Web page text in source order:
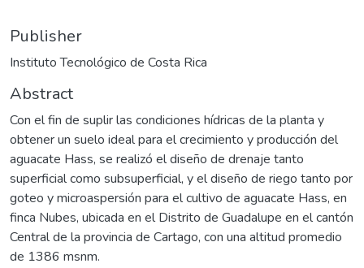
Publisher
Instituto Tecnológico de Costa Rica
Abstract
Con el fin de suplir las condiciones hídricas de la planta y
obtener un suelo ideal para el crecimiento y producción del
aguacate Hass, se realizó el diseño de drenaje tanto
superficial como subsuperficial, y el diseño de riego tanto por
goteo y microaspersión para el cultivo de aguacate Hass, en
finca Nubes, ubicada en el Distrito de Guadalupe en el cantón
Central de la provincia de Cartago, con una altitud promedio
de 1386 msnm.